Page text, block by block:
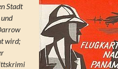
Stadt
wird;